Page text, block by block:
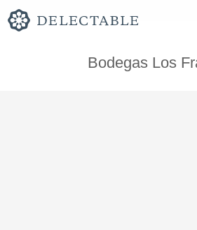
Bodegas Los